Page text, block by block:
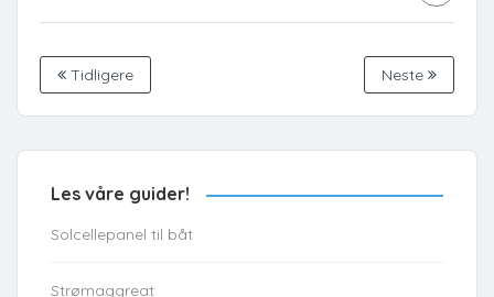
Tidligere Neste
Les våre guider!
Solcellepanel til båt
Strømaggreat